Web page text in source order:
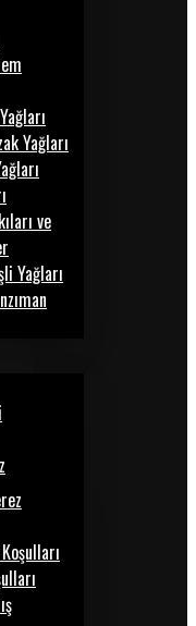
Yağları
ve
Yağları